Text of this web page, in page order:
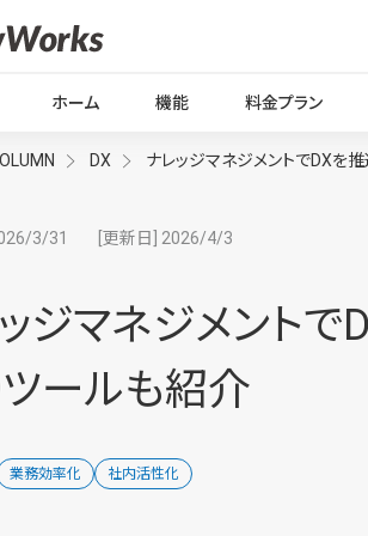
ホーム 機能 料金プラン
DX ナレッジマネジメントでDXを
3/31 [更新日] 2026/4/3
ジマネジメント
ールも紹介
業務効率化 社内活性化